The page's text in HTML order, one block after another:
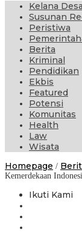
Kelana Desa
Susunan
Peristiwa
Berita
Kriminal
Pendidikan
Ekbis
Featured
Potensi
Komunitas
Health
Law
Wisata
Homepage /
Kemerdekaan
Ikuti Kami